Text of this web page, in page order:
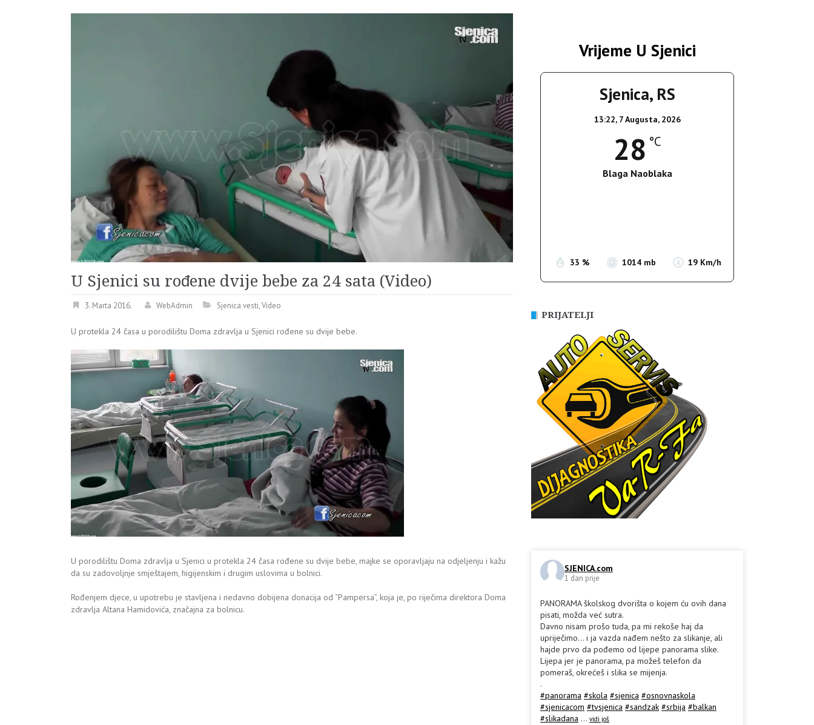
U Sjenici su rođene dvije bebe za 24 sata (Video)
3. Marta 2016. WebAdmin Sjenica vesti,Video
U protekla 24 časa u porodilištu Doma zdravlja u Sjenici rođene su dvije bebe.
U porodilištu Doma zdravlja u Sjenici u protekla 24 časa rođene su dvije bebe, majke se oporavljaju na odjeljenju i kažu
da su zadovoljnje smještajem, higijenskim i drugim uslovima u bolnici.
Rođenjem djece, u upotrebu je stavljena i nedavno dobijena donacija od “Pampersa”, koja je, po riječima direktora Doma
zdravlja Altana Hamidovića, značajna za bolnicu.
Vrijeme U Sjenici
Sjenica, RS
13:22, 7 Augusta, 2026
28 °C
Blaga Naoblaka
33 % 1014 mb 19 Km/h
PRIJATELJI
SJENICA.com
1 dan prije
PANORAMA školskog dvorišta o kojem ću ovih dana
pisati, možda već sutra.
Davno nisam prošo tuda, pa mi rekoše haj da
upriječimo... i ja vazda nađem nešto za slikanje, ali
hajde prvo da pođemo od lijepe panorama slike.
Lijepa jer je panorama, pa možeš telefon da
pomeraš, okrećeš i slika se mijenja.
.
#panorama #skola #sjenica #osnovnaskola
#sjenicacom #tvsjenica #sandzak #srbija #balkan
#slikadana ... vidi još